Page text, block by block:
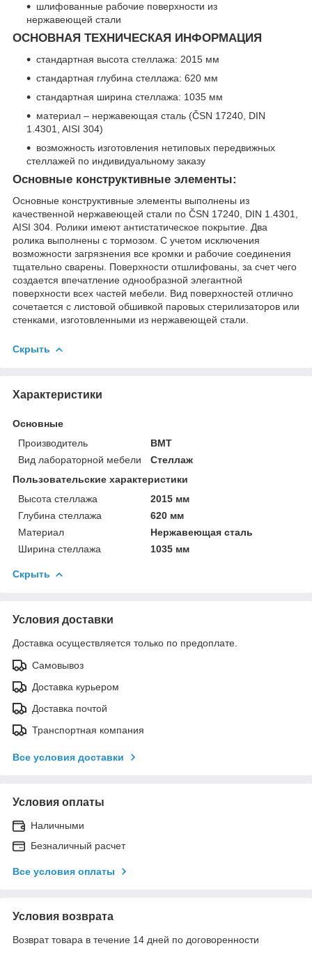
шлифованные рабочие поверхности из
нержавеющей стали
ОСНОВНАЯ ТЕХНИЧЕСКАЯ ИНФОРМАЦИЯ
стандартная высота стеллажа: 2015 мм
стандартная глубина стеллажа: 620 мм
стандартная ширина стеллажа: 1035 мм
материал – нержавеющая сталь (ČSN 17240, DIN
1.4301, AISI 304)
возможность изготовления нетиповых передвижных
стеллажей по индивидуальному заказу
Основные конструктивные элементы:
Основные конструктивные элементы выполнены из
качественной нержавеющей стали по ČSN 17240, DIN 1.4301,
AISI 304. Ролики имеют антистатическое покрытие. Два
ролика выполнены с тормозом. С учетом исключения
возможности загрязнения все кромки и рабочие соединения
тщательно сварены. Поверхности отшлифованы, за счет чего
создается впечатление однообразной элегантной
поверхности всех частей мебели. Вид поверхностей отлично
сочетается с листовой обшивкой паровых стерилизаторов или
стенками, изготовленными из нержавеющей стали.
Скрыть
Характеристики
Основные
Производитель
BMT
Вид лабораторной мебели
Стеллаж
Пользовательские характеристики
Высота стеллажа
2015 мм
Глубина стеллажа
620 мм
Материал
Нержавеющая сталь
Ширина стеллажа
1035 мм
Скрыть
Условия доставки
Доставка осуществляется только по предоплате.
Самовывоз
Доставка курьером
Доставка почтой
Транспортная компания
Все условия доставки
Условия оплаты
Наличными
Безналичный расчет
Все условия оплаты
Условия возврата
Возврат товара в течение 14 дней по договоренности